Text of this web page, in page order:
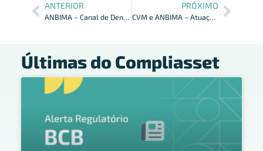
ANTERIOR
ANBIMA – Canal de Denúncias Ssm
PRÓXIMO
CVM e ANBIMA – Atuação de Influenciadores de Investimentos
Últimas do Compliasset